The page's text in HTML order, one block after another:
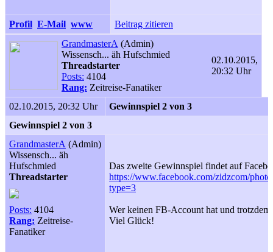
Profil E-Mail www
Beitrag zitieren
GrandmasterA (Admin)
Wissensch... äh Hufschmied
Threadstarter
Posts: 4104
Rang: Zeitreise-Fanatiker
02.10.2015,
20:32 Uhr
02.10.2015, 20:32 Uhr
Gewinnspiel 2 von 3
Gewinnspiel 2 von 3
GrandmasterA (Admin)
Wissensch... äh
Hufschmied
Threadstarter
Posts: 4104
Rang: Zeitreise-
Fanatiker
Das zweite Gewinnspiel findet auf
https://www.facebook.com/zidzcom/
type=3
Wer keinen FB-Account hat und
Viel Glück!